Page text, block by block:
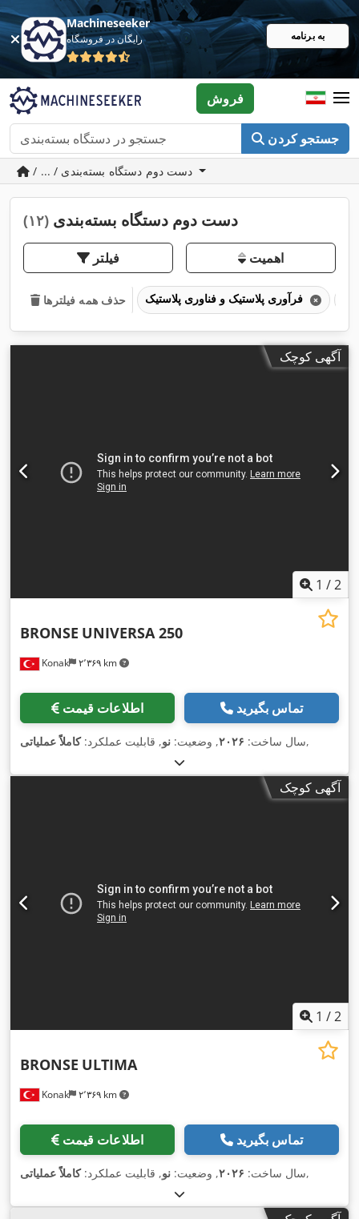
Machineseeker
رایگان در فروشگاه به برنامه
جستجو کردن
فروش
دست دوم دستگاه بسته‌بندی (۱۲)
فیلتر اهمیت
حذف همه فیلترها
آگهی کوچک
1 /2
Konak ۲٬۳۶۹ km
BRONSE UNIVERSA 250
اطلاعات قیمت تماس بگیرید
سال ساخت: ۲۰۲۶, وضعیت: نو, قابلیت عملکرد:کاملاً عملیاتی ,
آگهی کوچک
1 /2
Konak ۲٬۳۶۹ km
BRONSE ULTIMA
اطلاعات قیمت تماس بگیرید
سال ساخت: ۲۰۲۶, وضعیت: نو, قابلیت عملکرد:کاملاً عملیاتی ,